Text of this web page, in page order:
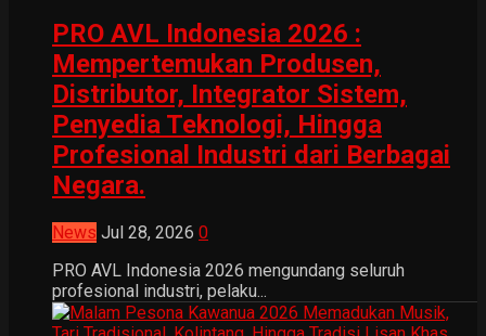
PRO AVL Indonesia 2026 :
Mempertemukan Produsen,
Distributor, Integrator Sistem,
Penyedia Teknologi, Hingga
Profesional Industri dari Berbagai
Negara.
News Jul 28, 2026 0
PRO AVL Indonesia 2026 mengundang seluruh
profesional industri, pelaku...